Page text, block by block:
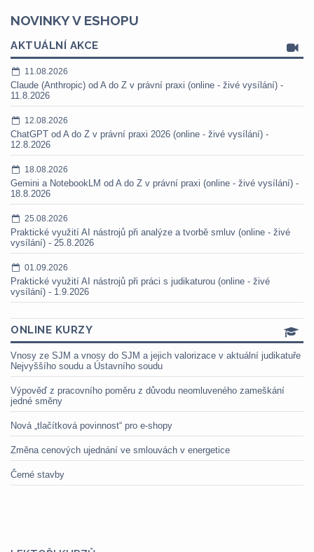
NOVINKY V ESHOPU
AKTUÁLNÍ AKCE
11.08.2026
Claude (Anthropic) od A do Z v právní praxi (online - živé vysílání) -
11.8.2026
12.08.2026
ChatGPT od A do Z v právní praxi 2026 (online - živé vysílání) -
12.8.2026
18.08.2026
Gemini a NotebookLM od A do Z v právní praxi (online - živé vysílání) -
18.8.2026
25.08.2026
Praktické využití AI nástrojů při analýze a tvorbě smluv (online - živé
vysílání) - 25.8.2026
01.09.2026
Praktické využití AI nástrojů při práci s judikaturou (online - živé
vysílání) - 1.9.2026
ONLINE KURZY
Vnosy ze SJM a vnosy do SJM a jejich valorizace v aktuální judikatuře
Nejvyššího soudu a Ústavního soudu
Výpověď z pracovního poměru z důvodu neomluveného zameškání
jedné směny
Nová „tlačítková povinnost“ pro e-shopy
Změna cenových ujednání ve smlouvách v energetice
Černé stavby